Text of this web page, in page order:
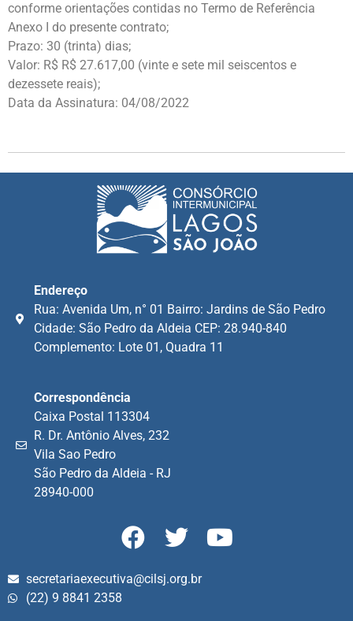
conforme orientações contidas no Termo de Referência
Anexo I do presente contrato;
Prazo: 30 (trinta) dias;
Valor: R$ R$ 27.617,00 (vinte e sete mil seiscentos e
dezessete reais);
Data da Assinatura: 04/08/2022
Endereço
Rua: Avenida Um, n° 01 Bairro: Jardins de São Pedro
Cidade: São Pedro da Aldeia CEP: 28.940-840
Complemento: Lote 01, Quadra 11
Correspondência
Caixa Postal 113304
R. Dr. Antônio Alves, 232
Vila Sao Pedro
São Pedro da Aldeia - RJ
28940-000
secretariaexecutiva@cilsj.org.br
(22) 9 8841 2358